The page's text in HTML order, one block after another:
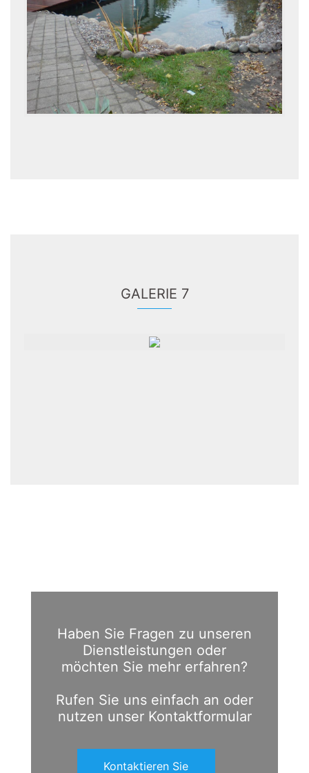
GALERIE 7
Haben Sie Fragen zu unseren
Dienstleistungen oder
möchten Sie mehr erfahren?
Rufen Sie uns einfach an oder
nutzen unser Kontaktformular
Kontaktieren Sie